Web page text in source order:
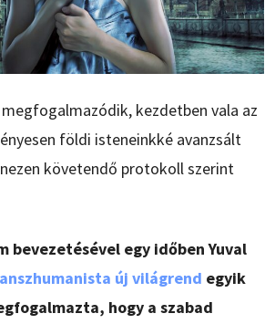
kezdetben vala az
földi isteneinkké avanzsált
követendő protokoll szerint
bevezetésével egy időben Yuval
új világrend egyik
hogy a szabad